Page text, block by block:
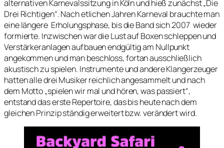
alternativen Karnevalssitzung in Köln und hieß zunächst „Die
Drei Richtigen“. Nach etlichen Jahren Karneval brauchte man
eine längere Erholungsphase, bis die Band sich 2007 wieder
formierte. Inzwischen war die Lust auf Boxen schleppen und
Verstärkeranlagen aufbauen endgültig am Nullpunkt
angekommen und man beschloss, fortan ausschließlich
akustisch zu spielen. Instrumente und andere Klangerzeuger
hatten alle drei Musiker reichlich angesammelt und nach
dem Motto „spielen wir mal und hören, was passiert“,
entstand das erste Repertoire, das bis heute nach dem
gleichen Prinzip ständig erweitert bzw. verändert wird.